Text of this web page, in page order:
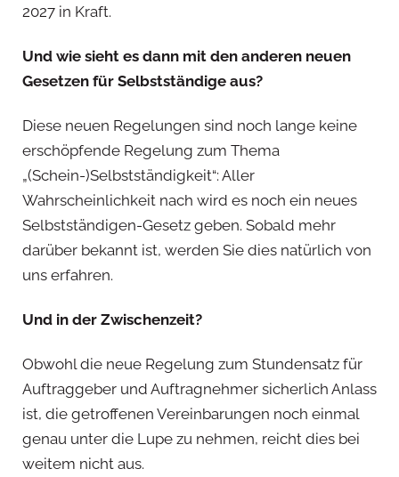
2027 in Kraft.
Und wie sieht es dann mit den anderen neuen
Gesetzen für Selbstständige aus?
Diese neuen Regelungen sind noch lange keine
erschöpfende Regelung zum Thema
„(Schein-)Selbstständigkeit“: Aller
Wahrscheinlichkeit nach wird es noch ein neues
Selbstständigen-Gesetz geben. Sobald mehr
darüber bekannt ist, werden Sie dies natürlich von
uns erfahren.
Und in der Zwischenzeit?
Obwohl die neue Regelung zum Stundensatz für
Auftraggeber und Auftragnehmer sicherlich Anlass
ist, die getroffenen Vereinbarungen noch einmal
genau unter die Lupe zu nehmen, reicht dies bei
weitem nicht aus.